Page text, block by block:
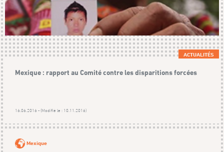
ACTUALITÉS
Mexique : rapport au Comité contre les disparitions forcées
16.06.2016 - (Modifié le : 10.11.2016)
Mexique